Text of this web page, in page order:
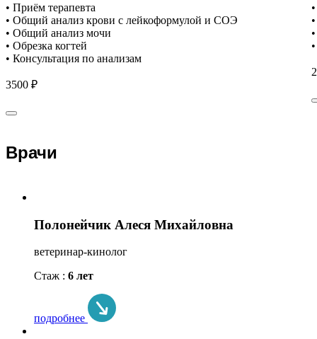
• Приём терапевта
• Общий анализ крови с лейкоформулой и СОЭ
• Общий анализ мочи
• Обрезка когтей
• Консультация по анализам
3500 ₽
Врачи
Полонейчик Алеся Михайловна
ветеринар-кинолог
Стаж : 6 лет
подробнее